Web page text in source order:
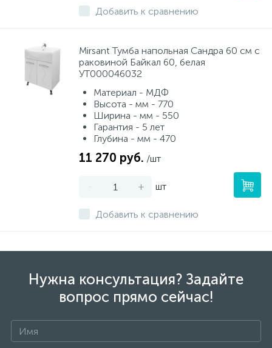
Добавить к сравнению
Mirsant Тумба напольная Сандра 60 см с
раковиной Байкал 60, белая
УТ000046032
Материал - МДФ
Высота - мм - 770
Ширина - мм - 550
Гарантия - 5 лет
Глубина - мм - 470
11 270 руб. /шт
- + шт
Добавить к сравнению
Нужна консультация? Задайте
вопрос прямо сейчас!